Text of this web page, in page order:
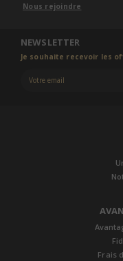
Nous rejoindre
NEWSLETTER
Je souhaite recevoir les
Frais